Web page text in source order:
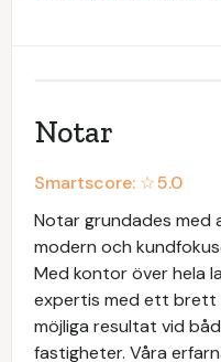
Notar
Smartscore: ☆5.0
Notar grundades med
modern och
Med kontor över hela
expertis med ett
möjliga resultat vid
fastigheter. Våra